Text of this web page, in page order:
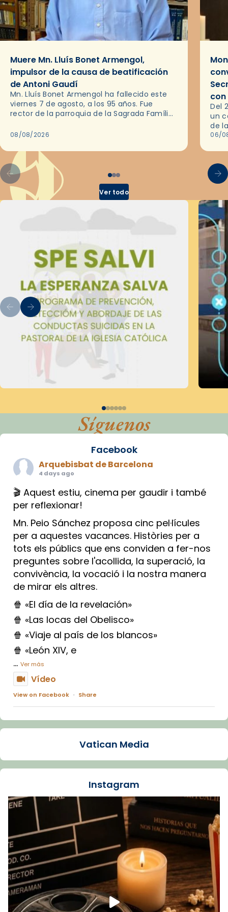
Muere Mn. Lluís Bonet Armengol,
impulsor de la causa de beatificación
de Antoni Gaudí
Mn. Lluís Bonet Armengol ha fallecido este
viernes 7 de agosto, a los 95 años. Fue
rector de la parroquia de la Sagrada Família
08/08/2026
Del
un
de
en
06/
Ver todo
Síguenos
Facebook
Arquebisbat de Barcelona
4 days ago
🎬 Aquest estiu, cinema per gaudir i també
per reflexionar!
Mn. Peio Sánchez proposa cinc pel·lícules
per a aquestes vacances. Històries per a
tots els públics que ens conviden a fer-nos
preguntes sobre l'acollida, la superació, la
convivència, la vocació i la nostra manera
de mirar els altres.
🍿 «El día de la revelación»
🍿 «Las locas del Obelisco»
🍿 «Viaje al país de los blancos»
🍿 «León XIV, e
... Ver más
Vídeo
View on Facebook · Share
Arquebisbat de Barcelona
La Carmina va patir depressió. Fa gairebé
dos mesos, a l'Estadi Lluís Companys, la
Recupera l'entrevista comp
Vatican
tican News 👇
www.vaticannews.va/es/iglesia/news/2026-
07/carmina-historia-depresion-papa-viaje-
espana-testimoni...
Foto
View on Facebook · Share
Vatican Media
Instagram